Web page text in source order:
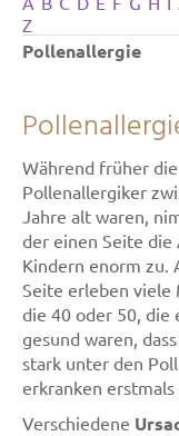
Z
Pollenallergie
Während früher
Pollenallergiker
Jahre alt waren,
der einen Seite die
Kindern enorm zu.
Seite erleben viele
die 40 oder 50, die
gesund waren,
stark unter den
erkranken
Verschiedene